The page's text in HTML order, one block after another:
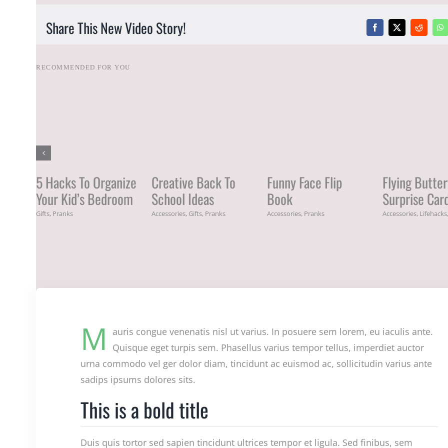
Share This New Video Story!
RECOMMENDED FOR YOU
5 Hacks To Organize
Your Kid’s Bedroom
Gifts, Pranks
Creative Back To
School Ideas
Accessories, Gifts, Pranks
Funny Face Flip
Book
Accessories, Pranks
Flying
Surprise
Accessories, Lifehacks,
M
auris congue venenatis nisl ut varius. In posuere sem lorem, eu iaculis ante.
Quisque eget turpis sem. Phasellus varius tempor tellus, imperdiet auctor
urna commodo vel ger dolor diam, tincidunt ac euismod ac, sollicitudin varius ante
sadips ipsums dolores sits.
This is a bold title
Duis quis tortor sed sapien tincidunt ultrices tempor et ligula. Sed finibus, sem